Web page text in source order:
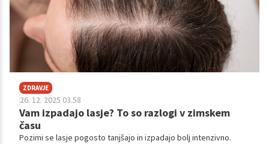
ZDRAVJE
26. 12. 2025 03.58
Vam izpadajo lasje? To so razlogi v zimskem
času
Pozimi se lasje pogosto tanjšajo in izpadajo bolj intenzivno.